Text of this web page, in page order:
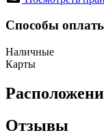
Способы
Наличные
Карты
Отзывы